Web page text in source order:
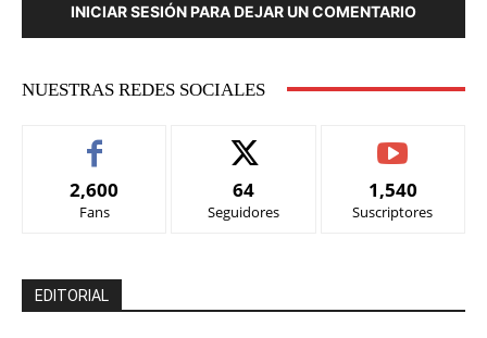
INICIAR SESIÓN PARA DEJAR UN COMENTARIO
NUESTRAS REDES SOCIALES
2,600
Fans
64
Seguidores
1,540
Suscriptores
EDITORIAL